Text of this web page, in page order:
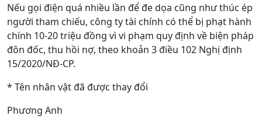
Nếu gọi điện quá nhiều lần để đe dọa cũng như thúc ép
người tham chiếu, công ty tài chính có thể bị phạt hành
chính 10-20 triệu đồng vì vi phạm quy định về biện pháp
đôn đốc, thu hồi nợ, theo khoản 3 điều 102 Nghị định
15/2020/NĐ-CP.
* Tên nhân vật đã được thay đổi
Phương Anh